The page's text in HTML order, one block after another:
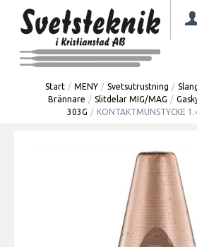
Start / MENY / Svetsutrustning /
Brännare / Slitdelar MIG/MAG /
303G / KONTAKTMUNSTYCKE